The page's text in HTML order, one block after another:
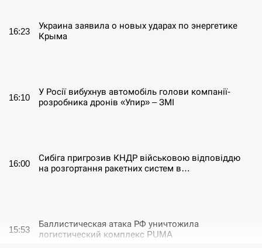
16:23
Украина заявила о новых ударах по энергетике
Крыма
16:10
У Росії вибухнув автомобіль голови компанії-
розробника дронів «Упир» – ЗМІ
16:00
Сибіга пригрозив КНДР військовою відповіддю
на розгортання ракетних систем в…
15:53
Баллистическая атака РФ уничтожила
логистический комплекс PUMA